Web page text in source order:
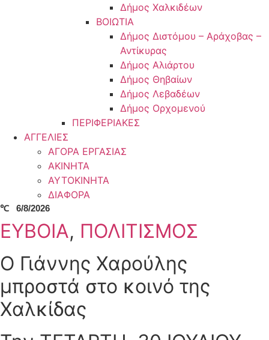
Δήμος Χαλκιδέων
ΒΟΙΩΤΙΑ
Δήμος Διστόμου – Αράχοβας –
Αντίκυρας
Δήμος Αλιάρτου
Δήμος Θηβαίων
Δήμος Λεβαδέων
Δήμος Ορχομενού
ΠΕΡΙΦΕΡΙΑΚΕΣ
ΑΓΓΕΛΙΕΣ
ΑΓΟΡΑ ΕΡΓΑΣΙΑΣ
ΑΚΙΝΗΤΑ
ΑΥΤΟΚΙΝΗΤΑ
ΔΙΑΦΟΡΑ
℃ 6/8/2026
ΕΥΒΟΙΑ, ΠΟΛΙΤΙΣΜΟΣ
Ο Γιάννης Χαρούλης
μπροστά στο κοινό της
Χαλκίδας